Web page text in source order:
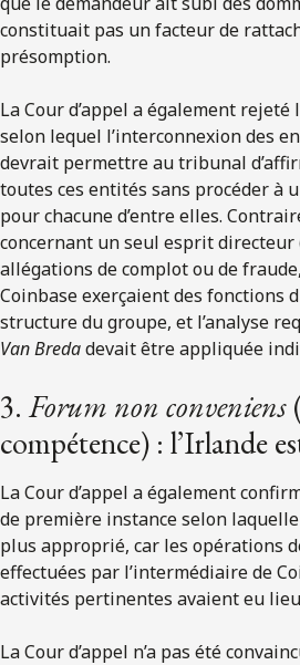
constituait pas un facteur de
présomption.
La Cour d’appel a également rejeté
selon lequel l’interconnexion des
devrait permettre au tribunal
toutes ces entités sans procéder à
pour chacune d’entre elles.
concernant un seul esprit directeur
allégations de complot ou de
Coinbase exerçaient des fonctions
structure du groupe, et l’analyse
Van Bredadevait être appliquée
3.Forum non conveniens
compétence) : l’Irlande
La Cour d’appel a également
de première instance selon
plus approprié, car les opérations
effectuées par l’intermédiaire de
activités pertinentes avaient eu
La Cour d’appel n’a pas été